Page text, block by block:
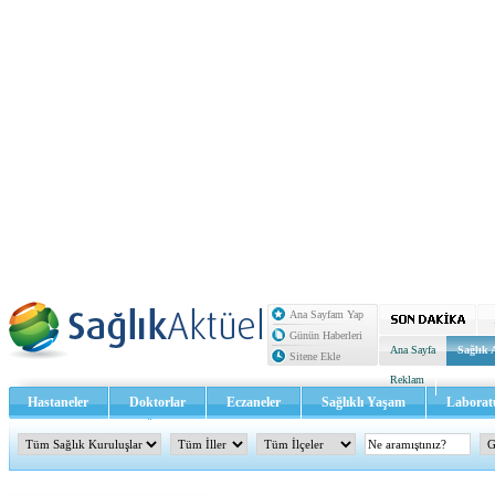
Ana Sayfam Yap
Günün Haberleri
Sitene Ekle
Ana Sayfa Sağlık
Reklam
Hastaneler Doktorlar Eczaneler Sağlıklı Yaşam
Sağlık TV - Video İletişim